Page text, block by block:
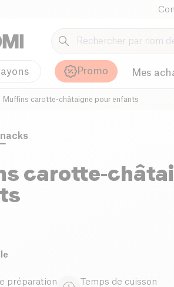
Promo Mes
Muffins carotte-châtaigne pour enfants
carotte-
préparation
Temps de cuisson